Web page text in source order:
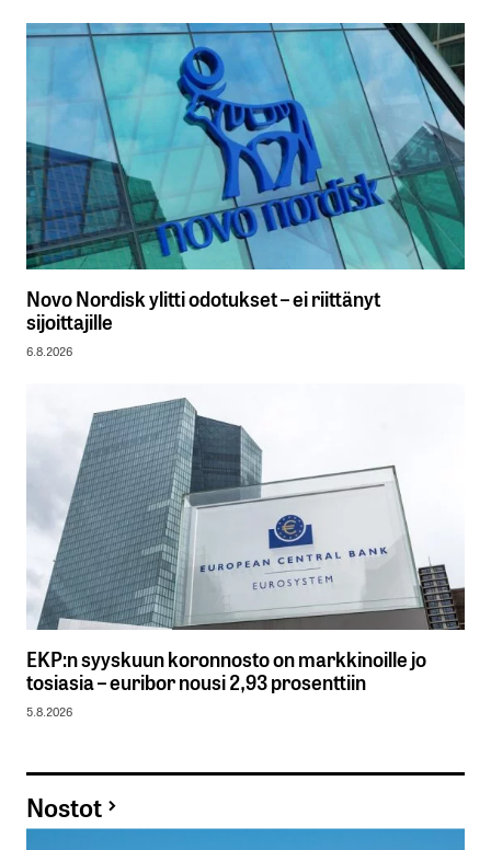
Novo Nordisk ylitti odotukset – ei riittänyt
sijoittajille
6.8.2026
EKP:n syyskuun koronnosto on markkinoille jo
tosiasia – euribor nousi 2,93 prosenttiin
5.8.2026
Nostot